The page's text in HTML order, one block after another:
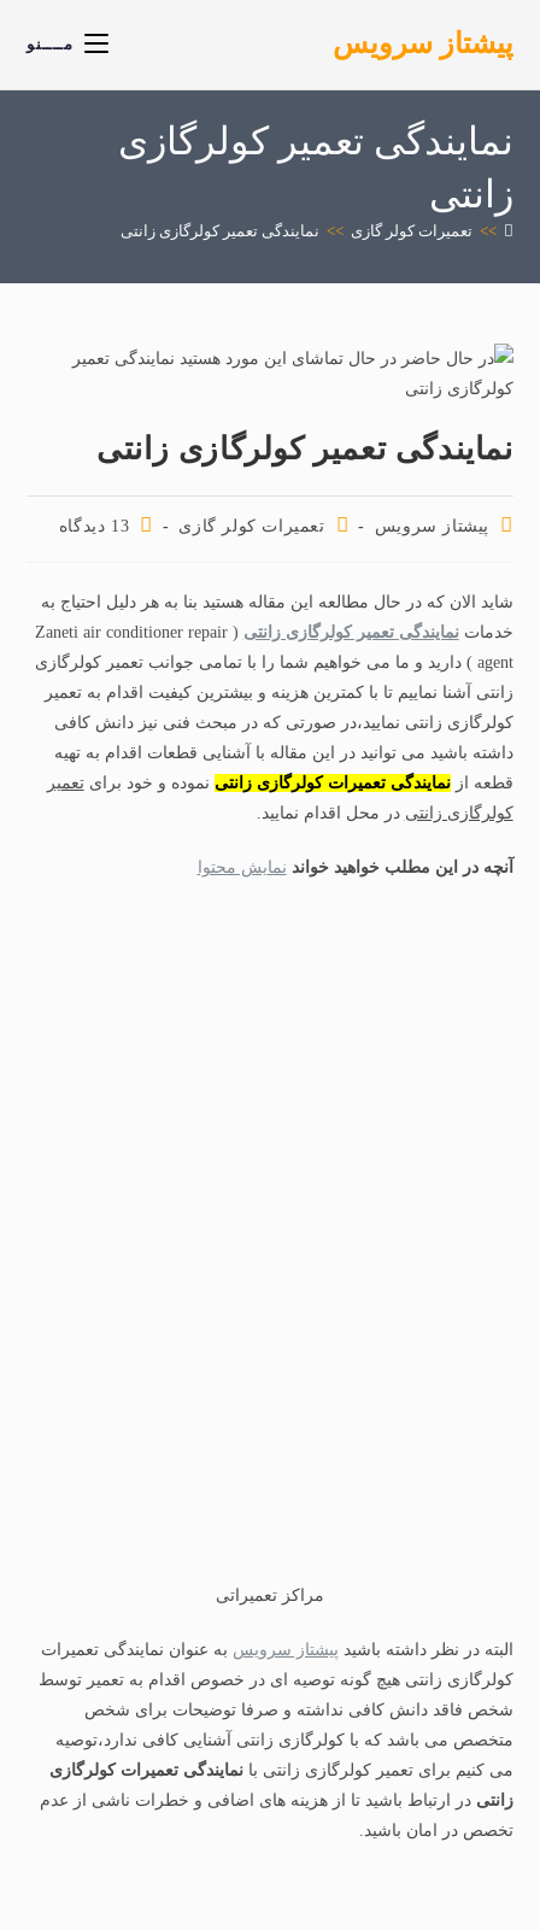
پیشتاز سرویس مــــنو
نمایندگی تعمیر کولرگازی
زانتی
>> تعمیرات کولر گازی >> نمایندگی تعمیر کولرگازی زانتی
نمایندگی تعمیر کولرگازی زانتی
پیشتاز سرویس تعمیرات کولر گازی 13 دیدگاه‌
شاید الان که در حال مطالعه این مقاله هستید بنا به هر دلیل احتیاج به
خدماتنمایندگی تعمیر کولرگازی زانتی
( Zaneti air conditioner repair
agent ) دارید و ما می خواهیم شما را با تمامی جوانب تعمیر کولرگازی
زانتی آشنا نماییم تا با کمترین هزینه و بیشترین کیفیت اقدام به تعمیر
کولرگازی زانتی نمایید،در صورتی که در مبحث فنی نیز دانش کافی
داشته باشید می توانید در این مقاله با آشنایی قطعات اقدام به تهیه
قطعه ازنمایندگی تعمیرات کولرگازی زانتی نموده و خود برایتعمیر
کولرگازی زانتی در محل اقدام نمایید.
آنچه در این مطلب خواهید خواند نمایش محتوا
مراکز تعمیراتی
البته در نظر داشته باشید پیشتاز سرویس به عنوان نمایندگی تعمیرات
کولرگازی زانتی هیچ گونه توصیه ای در خصوص اقدام به تعمیر توسط
شخص فاقد دانش کافی نداشته و صرفا توضیحات برای شخص
متخصص می باشد که با کولرگازی زانتی آشنایی کافی ندارد،توصیه
می کنیم برای تعمیر کولرگازی زانتی بانمایندگی تعمیرات کولرگازی
زانتی در ارتباط باشید تا از هزینه های اضافی و خطرات ناشی از عدم
تخصص در امان باشید.